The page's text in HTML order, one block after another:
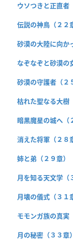
ウソつきと正直者
伝説の神鳥（２２
砂漠の大陸に向か
なぞなぞと砂漠の
砂漠の守護者（２
枯れた聖なる大樹
暗黒魔星の城へ（
消えた将軍（２８
姉と弟（２９章）
月を知る天文学（
月壊の儀式（３１
モモンガ族の真実
月の秘密（３３章）